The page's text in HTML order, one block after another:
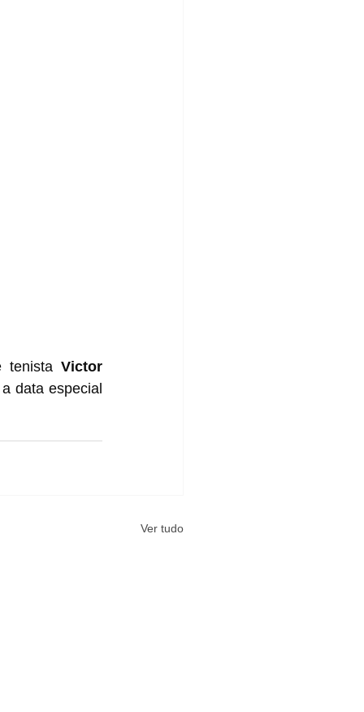
tenista Victor
data especial
Ver tudo